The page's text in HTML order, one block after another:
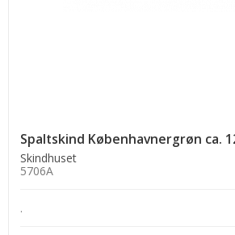
Spaltskind Københavnergrøn ca.
Skindhuset
5706A
.